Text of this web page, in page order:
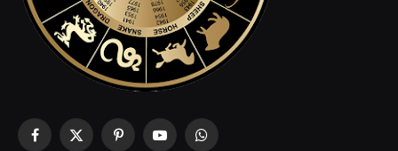
Facebook
X
PinterestYouTubeWhatsApp